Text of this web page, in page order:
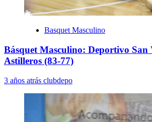
Basquet Masculino
Básquet Masculino: Deportivo San
Astilleros (83-77)
3 años atrás clubdepo